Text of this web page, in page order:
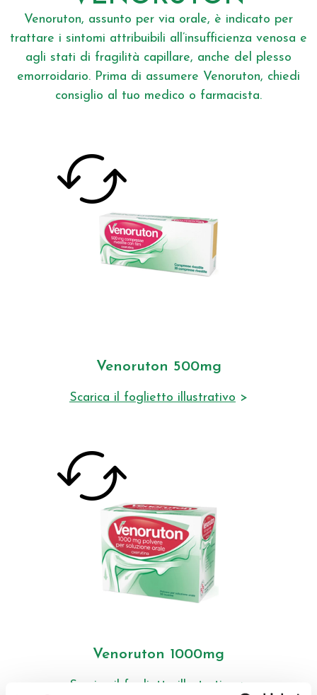
Venoruton, assunto per via orale, è indicato per
trattare i sintomi attribuibili all’insufficienza venosa e
agli stati di fragilità capillare, anche del plesso
emorroidario. Prima di assumere Venoruton, chiedi
consiglio al tuo medico o farmacista.
Venoruton 500mg
Scarica il foglietto illustrativo >
30 o 60 compresse rivestite Il principio
attivo viene rilasciato gradualmente e per
un tempo prolungato (preparazione slow
release).
Posologia:
2-3 compresse al
giorno. Le compresse vanno ingerite
intere con un pò d'acqua, senza
Venoruton 1000mg
Scarica il foglietto illustrativo >
30 buste con polvere per soluzione orale
Ad alto dosaggio di principio attivo e
Posologia:
da 2 a 3
bustine al giorno a seconda della gravità
del sintomo. Il contenuto di ogni bustina
di polvere va sciolto accuratamente in un
pò d'acqua e assunto prima o durante i
pasti, anche nell'inusfficienza venosa del